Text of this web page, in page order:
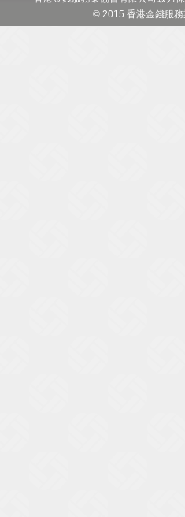
© 2015 香港金錢服